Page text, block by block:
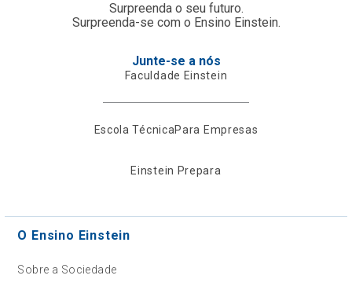
Surpreenda o seu futuro.
Surpreenda-se com o Ensino Einstein.
Junte-se a nós
Faculdade Einstein
Escola TécnicaPara Empresas
Einstein Prepara
O Ensino Einstein
Sobre a Sociedade